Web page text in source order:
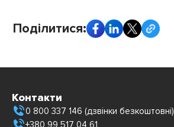
Поділитися:
Контакти
0 800 337 146 (дзвінки безкоштовні)
+380 99 517 04 61